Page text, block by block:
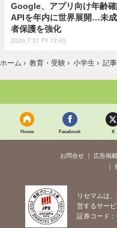
Google、アプリ向け年齢
APIを年内に世界展開…未
者保護を強化
2026.7.31 Fri 13:45
ホーム › 教育・受験 › 小学生 › 記事
Home Facebook X
お問合せ 広告掲載
リセマムは
営するサービ
証券コード